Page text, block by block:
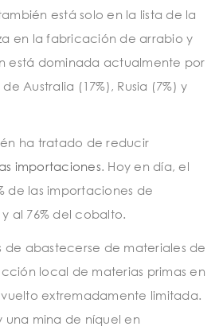
está solo en la lista de la
en la fabricación de arrabio y
está dominada actualmente por
Australia (17%), Rusia (7%) y
ha tratado de reducir
importaciones. Hoy en día, el
de las importaciones de
al 76% del cobalto.
de abastecerse de materiales de
local de materias primas en
vuelto extremadamente limitada.
una mina de níquel en